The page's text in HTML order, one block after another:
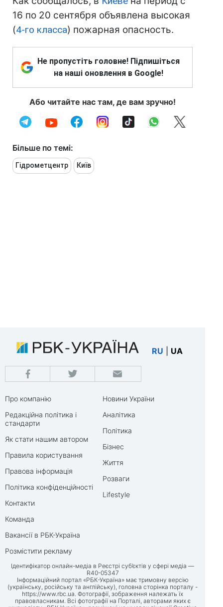
16 по 20 сентября объявлена высокая
(4-го класса) пожарная опасность.
Не пропустіть головне! Підпишіться
на наші оновлення в Google!
Або читайте нас там, де вам зручно!
Більше по темі:
Гідрометцентр Київ
RU UA
Про компанію
Редакційна політика і
стандарти
Як стати нашим автором
Правила користування
Правова інформація
Політика конфіденційності
Контакти
Команда
Вакансії в РБК-Україна
Розмістити рекламу
Новини України
Аналітика
Політика
Бізнес
Життя
Розваги
Lifestyle
Ідентифікатор онлайн-медіа в Реєстрі суб’єктів у сфері медіа —
R40-05347
Інформаційний портал «РБК-Україна» має тримовну версію
(українську, російську та англійську), головна сторінка порталу -
https://www.rbc.ua. Фотографії, зображення належать їх
правовласникам. Всі фотографії на Порталі, авторами яких є